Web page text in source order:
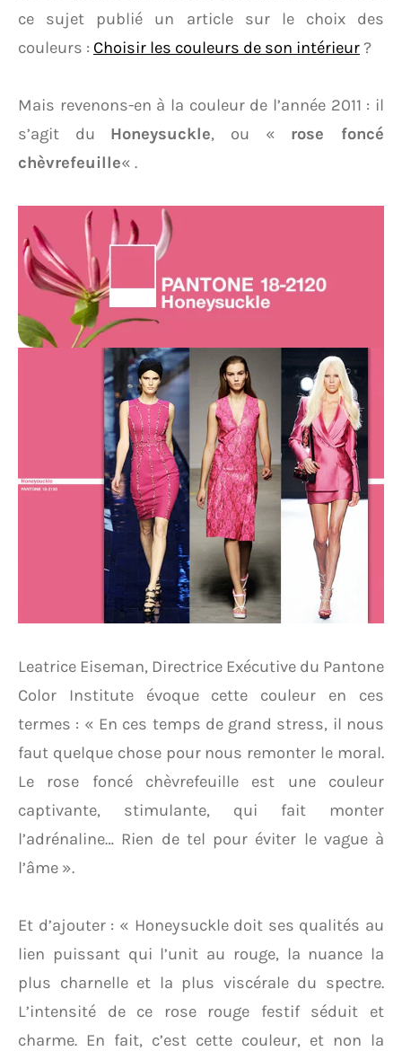
ce sujet publié un article sur le choix des
couleurs : Choisir les couleurs de son intérieur?
Mais revenons-en à la couleur de l’année 2011 : il
s’agit du Honeysuckle, ou « rose foncé
chèvrefeuille« .
Leatrice Eiseman, Directrice Exécutive du Pantone
Color Institute évoque cette couleur en ces
termes : « En ces temps de grand stress, il nous
faut quelque chose pour nous remonter le moral.
Le rose foncé chèvrefeuille est une couleur
captivante, stimulante, qui fait monter
l’adrénaline… Rien de tel pour éviter le vague à
l’âme ».
Et d’ajouter : « Honeysuckle doit ses qualités au
lien puissant qui l’unit au rouge, la nuance la
plus charnelle et la plus viscérale du spectre.
L’intensité de ce rose rouge festif séduit et
charme. En fait, c’est cette couleur, et non la